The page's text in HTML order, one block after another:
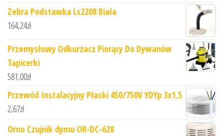
Zebra Podstawka Ls2208 Biała
164,24zł
Przemysłowy Odkurzacz Piorący Do Dywanów
Tapicerki
581,00zł
Przewód Instalacyjny Płaski 450/750V YDYp 3x1,5
2,67zł
Orno Czujnik dymu OR-DC-628